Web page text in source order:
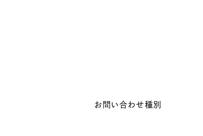
お問い合わせ種別